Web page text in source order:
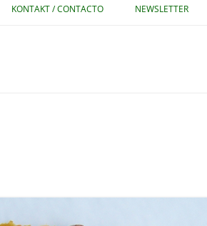
Inhalt
KONTAKT / CONTACTO NEWSLETTER